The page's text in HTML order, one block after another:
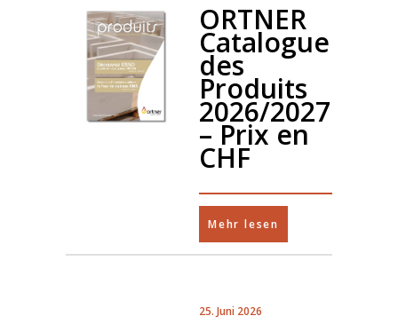
ORTNER
Catalogue
des
Produits
2026/2027
– Prix en
CHF
Mehr lesen
25. Juni 2026